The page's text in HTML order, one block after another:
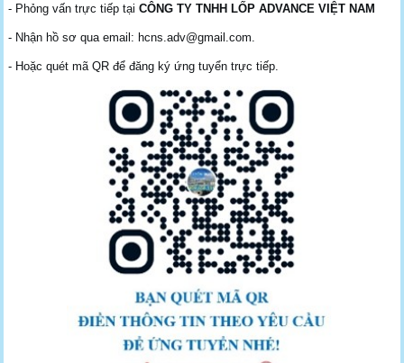
- Phỏng vấn trực tiếp tạiCÔNG TY TNHH LỐP ADVANCE VIỆT NAM
- Nhận hồ sơ qua email: hcns.adv@gmail.com.
- Hoặc quét mã QR để đăng ký ứng tuyển trực tiếp.